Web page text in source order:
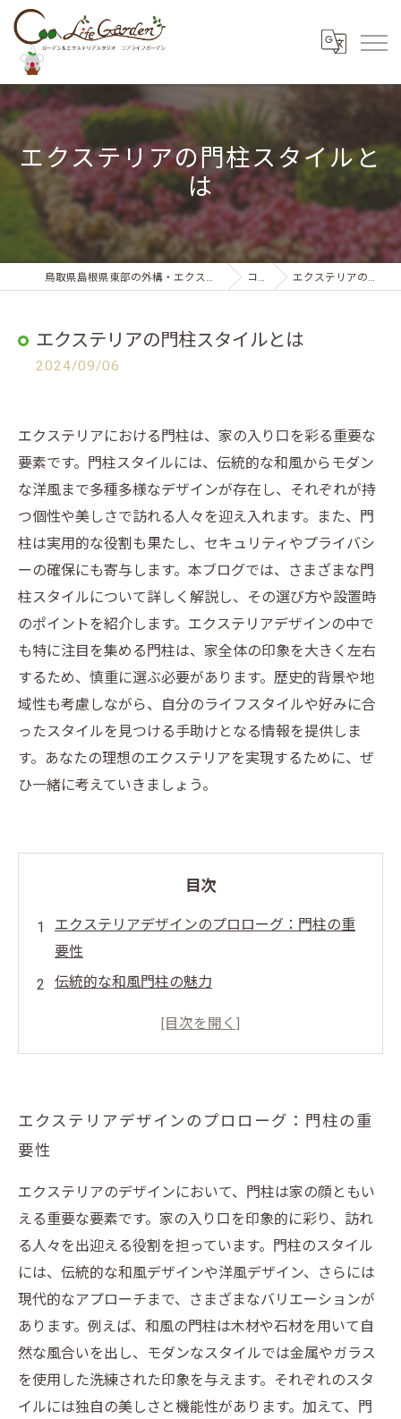
エクステリアの門柱スタイルと
は
鳥取県島根県東部の外構・エクステリアならコアライフガーデン コラム エクステリアの門柱スタイルとは
エクステリアの門柱スタイルとは
2024/09/06
エクステリアにおける門柱は、家の入り口を彩る重要な
要素です。門柱スタイルには、伝統的な和風からモダン
な洋風まで多種多様なデザインが存在し、それぞれが持
つ個性や美しさで訪れる人々を迎え入れます。また、門
柱は実用的な役割も果たし、セキュリティやプライバシ
ーの確保にも寄与します。本ブログでは、さまざまな門
柱スタイルについて詳しく解説し、その選び方や設置時
のポイントを紹介します。エクステリアデザインの中で
も特に注目を集める門柱は、家全体の印象を大きく左右
するため、慎重に選ぶ必要があります。歴史的背景や地
域性も考慮しながら、自分のライフスタイルや好みに合
ったスタイルを見つける手助けとなる情報を提供しま
す。あなたの理想のエクステリアを実現するために、ぜ
ひ一緒に考えていきましょう。
目次
エクステリアデザインのプロローグ：門柱の重
要性
伝統的な和風門柱の魅力
モダンな洋風門柱のデザイン
エクステリアデザインのプロローグ：門柱の重
要性
エクステリアのデザインにおいて、門柱は家の顔ともい
える重要な要素です。家の入り口を印象的に彩り、訪れ
る人々を出迎える役割を担っています。門柱のスタイル
には、伝統的な和風デザインや洋風デザイン、さらには
現代的なアプローチまで、さまざまなバリエーションが
あります。例えば、和風の門柱は木材や石材を用いて自
然な風合いを出し、モダンなスタイルでは金属やガラス
を使用した洗練された印象を与えます。それぞれのスタ
イルには独自の美しさと機能性があります。加えて、門